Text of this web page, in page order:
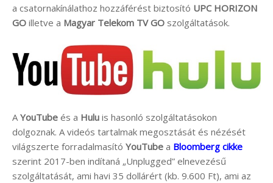
a csatornakínálathoz hozzáférést biztosító UPC HORIZON
GO illetve a Magyar Telekom TV GO szolgáltatások.
A YouTube és a Hulu is hasonló szolgáltatásokon
dolgoznak. A videós tartalmak megosztását és nézését
világszerte forradalmasító YouTube a Bloomberg cikke
szerint 2017-ben indítaná „Unplugged” elnevezésű
szolgáltatását, ami havi 35 dollárért (kb. 9.600 Ft), ami az